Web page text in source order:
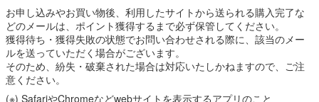
お申し込みやお買い物後、利用したサイトから送られる購入完了な
どのメールは、ポイント獲得するまで必ず保管してください。
獲得待ち・獲得失敗の状態でお問い合わせされる際に、該当のメー
ルを送っていただく場合がございます。
そのため、紛失・破棄された場合は対応いたしかねますので、ご注
意ください。
(※) SafariやChromeなどwebサイトを表示するアプリのこと